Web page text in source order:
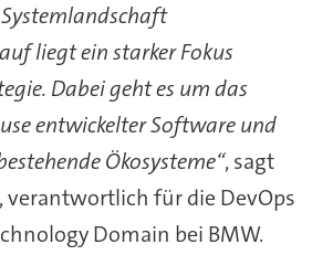
liegt ein starker Fokus
Dabei geht es um das
entwickelter Software und
Ökosysteme“, sagt
verantwortlich für die DevOps
Domain bei BMW.